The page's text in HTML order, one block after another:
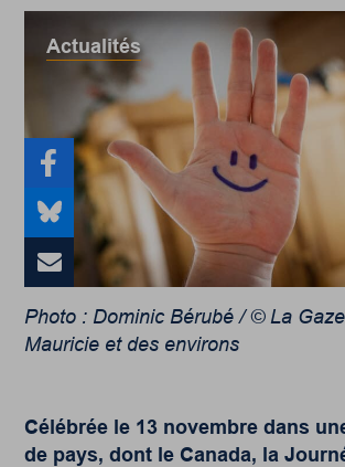
Actualités
Photo : Dominic Bérubé / © La
Mauricie et des environs
Célébrée le 13 novembre dans
de pays, dont le Canada, la